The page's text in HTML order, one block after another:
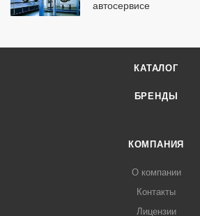
автосервисе
КАТАЛОГ
БРЕНДЫ
КОМПАНИЯ
О компании
Контакты
Лицензии